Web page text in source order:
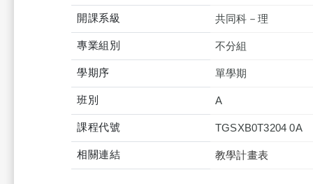
開課系級 共同科－理
專業組別 不分組
學期序 單學期
班別 A
課程代號 TGSXB0T3204 0A
相關連結 教學計畫表